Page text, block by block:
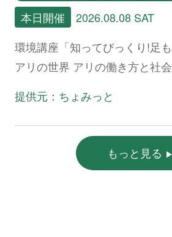
本日開催
2026.08.08 SAT
環境講座「知ってびっくり!足
アリの世界 アリの働き方と社
提供元：ちょみっと
もっと見る